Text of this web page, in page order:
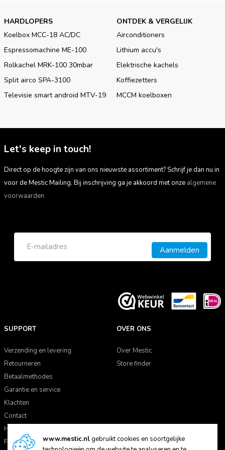
HARDLOPERS
Koelbox MCC-18 AC/DC
Espressomachine ME-100
Rolkachel MRK-100 30mbar
Split airco SPA-3100
Televisie smart android MTV-19
ONTDEK & VERGELIJK
Airconditioners
Lithium accu's
Elektrische kachels
Koffiezetters
MCCM koelboxen
Let's keep in touch!
Direct op de hoogte zijn van ons nieuwste assortiment? Schrijf je dan nu in
voor de Mestic Mailing. Bij inschrijving ga je akkoord met onze algemene
voorwaarden.
Aanmelden
SUPPORT
Verzending en levering
Retourneren
Betaalmethodes
Garantie en service
Klachten
Contact
Handleidingen
FAQ
OVER ONS
Over Mestic
Store finder
www.mestic.nlgebruikt cookies en soortgelijke